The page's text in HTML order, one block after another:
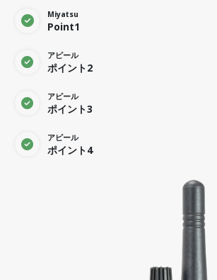
Miyatsu
Point1
アピール
ポイント2
アピール
ポイント3
アピール
ポイント4